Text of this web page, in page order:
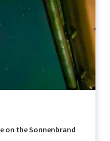
on the Sonnenbrand